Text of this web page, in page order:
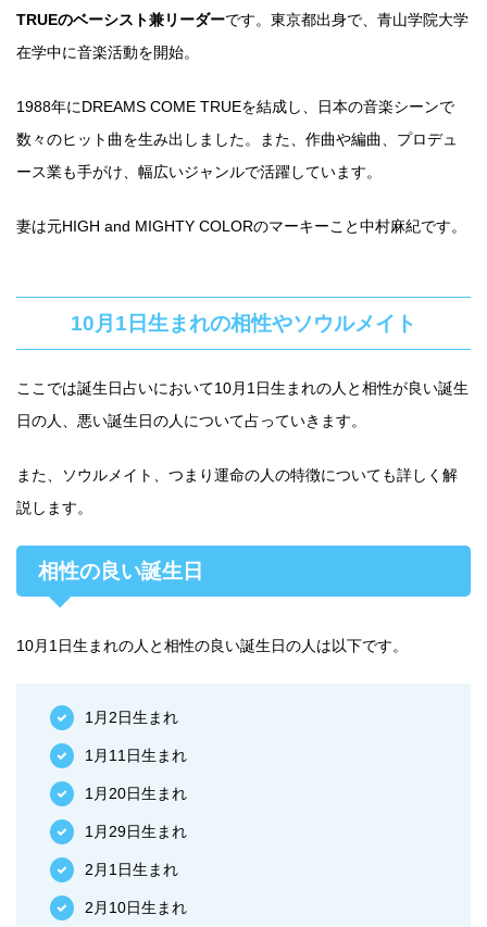
TRUEのベーシスト兼リーダーです。東京都出身で、青山学院大学
在学中に音楽活動を開始。
1988年にDREAMS COME TRUEを結成し、日本の音楽シーンで
数々のヒット曲を生み出しました。また、作曲や編曲、プロデュ
ース業も手がけ、幅広いジャンルで活躍しています。
妻は元HIGH and MIGHTY COLORのマーキーこと中村麻紀です。
10月1日生まれの相性やソウルメイト
ここでは誕生日占いにおいて10月1日生まれの人と相性が良い誕生
日の人、悪い誕生日の人について占っていきます。
また、ソウルメイト、つまり運命の人の特徴についても詳しく解
説します。
相性の良い誕生日
10月1日生まれの人と相性の良い誕生日の人は以下です。
1月2日生まれ
1月11日生まれ
1月20日生まれ
1月29日生まれ
2月1日生まれ
2月10日生まれ